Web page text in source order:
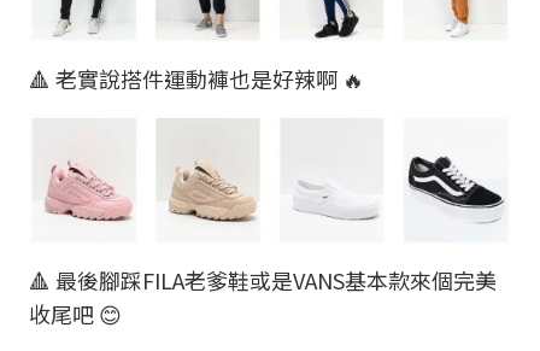
🔺 老實說搭件運動褲也是好辣啊 🔥
🔺 最後腳踩FILA老爹鞋或是VANS基本款來個完美
收尾吧 😊